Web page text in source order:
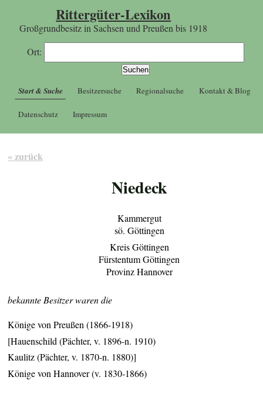
Rittergüter-Lexikon
Großgrundbesitz in Sachsen und Preußen bis 1918
Ort:
Start & Suche Besitzersuche Regionalsuche Kontakt & Blog
Datenschutz Impressum
« zurück
Niedeck
Kammergut
sö. Göttingen
Kreis Göttingen
Fürstentum Göttingen
Provinz Hannover
bekannte Besitzer waren die
Könige von Preußen (1866-1918)
[Hauenschild (Pächter, v. 1896-n. 1910)
Kaulitz (Pächter, v. 1870-n. 1880)]
Könige von Hannover (v. 1830-1866)